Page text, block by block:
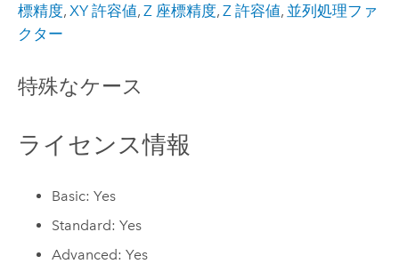
標精度, XY 許容値, Z 座標精度, Z 許容値, 並列処理ファ
クター
特殊なケース
ライセンス情報
Basic: Yes
Standard: Yes
Advanced: Yes